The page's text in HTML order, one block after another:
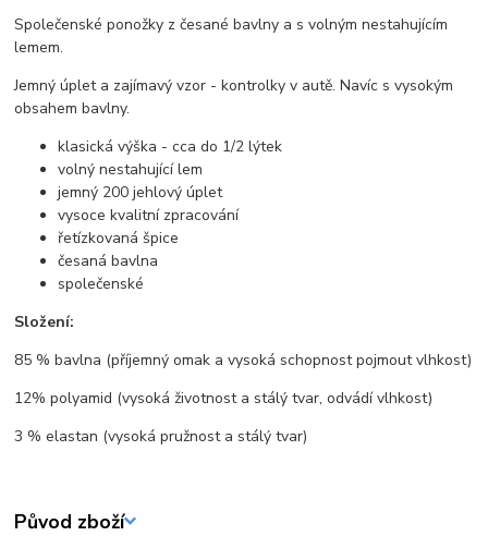
Společenské ponožky z česané bavlny a s volným nestahujícím
lemem.
Jemný úplet a zajímavý vzor - kontrolky v autě. Navíc s vysokým
obsahem bavlny.
klasická výška - cca do 1/2 lýtek
volný nestahující lem
jemný 200 jehlový úplet
vysoce kvalitní zpracování
řetízkovaná špice
česaná bavlna
společenské
Složení:
85 % bavlna (příjemný omak a vysoká schopnost pojmout vlhkost)
12% polyamid (vysoká životnost a stálý tvar, odvádí vlhkost)
3 % elastan (vysoká pružnost a stálý tvar)
Původ zboží